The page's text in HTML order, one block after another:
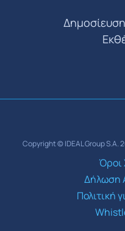
Copyright © IDEAL Group S.A.
Όροι
Δήλωση
Πολιτική